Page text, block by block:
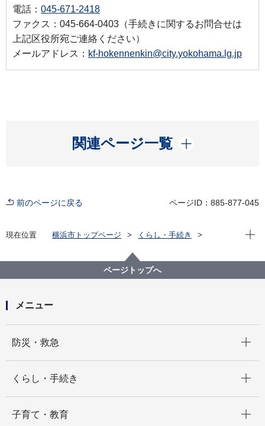
電話： 045-671-2418
ファクス：045-664-0403（手続きに関するお問合せは
上記区役所宛ご連絡ください）
メールアドレス： kf-hokennenkin@city.yokohama.lg.jp
関連ページ一覧
開く
前のページに戻る ページID：885-877-045
現在位置 横浜市トップページ
くらし・手続き
公的年金等の種類 年金を受けている方の主な手続き
現在
ページトップへ
メニュー
防災・救急
くらし・手続き
子育て・教育